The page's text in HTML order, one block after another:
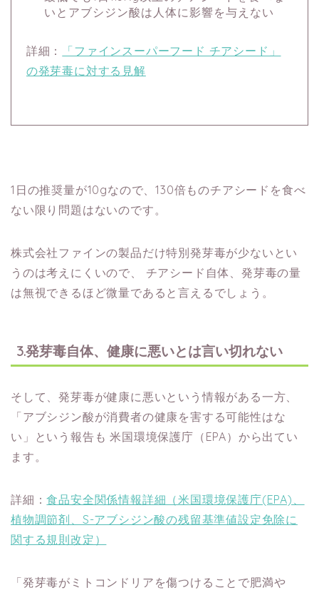
いとアブシジン酸は人体に影響を与えない
詳細：
「ファインスーパーフード チアシード」
の発芽毒に対する見解
1日の推奨量が10gなので、130倍ものチアシードを食べ
ない限り問題はないのです。
株式会社ファインの製品だけ特別発芽毒が少ないとい
うのは考えにくいので、
チアシード自体、発芽毒の量
は無視できるほど微量であると言えるでしょう。
3.発芽毒自体、健康に悪いとは言い切れない
そして、発芽毒が健康に悪いという情報がある一方、
「アブシジン酸が消費者の健康を害する可能性はな
い」という報告も 米国環境保護庁（EPA）から出てい
ます。
詳細：食品安全関係情報詳細（米国環境保護庁(EPA)、
植物調節剤、S-アブシジン酸の残留基準値設定免除に
関する規則改定）
「発芽毒がミトコンドリアを傷つけることで肥満や